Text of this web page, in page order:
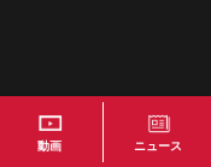
動画 ニュース